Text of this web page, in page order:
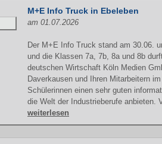
M+E Info Truck in Ebeleben
am 01.07.2026
Der M+E Info Truck stand am 30.06.
und die Klassen 7a, 7b, 8a und 8b
deutschen Wirtschaft Köln Medien
Daverkausen und Ihren Mitarbeitern
Schülerinnen einen sehr guten
die Welt der Industrieberufe anbieten.
weiterlesen